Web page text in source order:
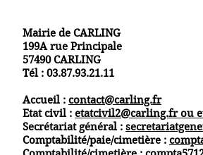
Mairie de CARLING
199A rue Principale
57490 CARLING
Tél : 03.87.93.21.11
Accueil : contact@carling.fr
Etat civil : etatcivil2@carling.fr ou
Secrétariat général :
Comptabilité/paie/cimetière :